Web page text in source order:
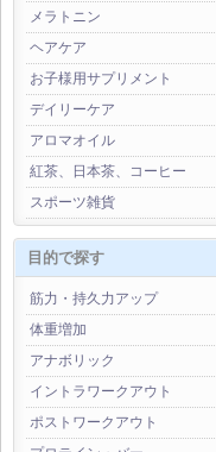
メラトニン
ヘアケア
お子様用サプリメント
デイリーケア
アロマオイル
紅茶、日本茶、コーヒー
スポーツ雑貨
目的で探す
筋力・持久力アップ
体重増加
アナボリック
イントラワークアウト
ポストワークアウト